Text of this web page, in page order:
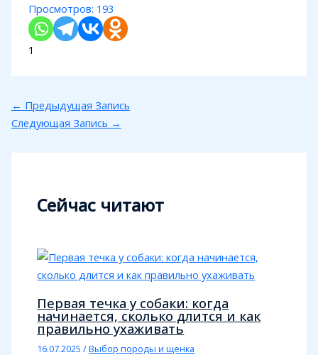
Просмотров: 193
1
← Предыдущая Запись
Следующая Запись →
Сейчас читают
Первая течка у собаки: когда
начинается, сколько длится и как
правильно ухаживать
16.07.2025/Выбор породы и щенка